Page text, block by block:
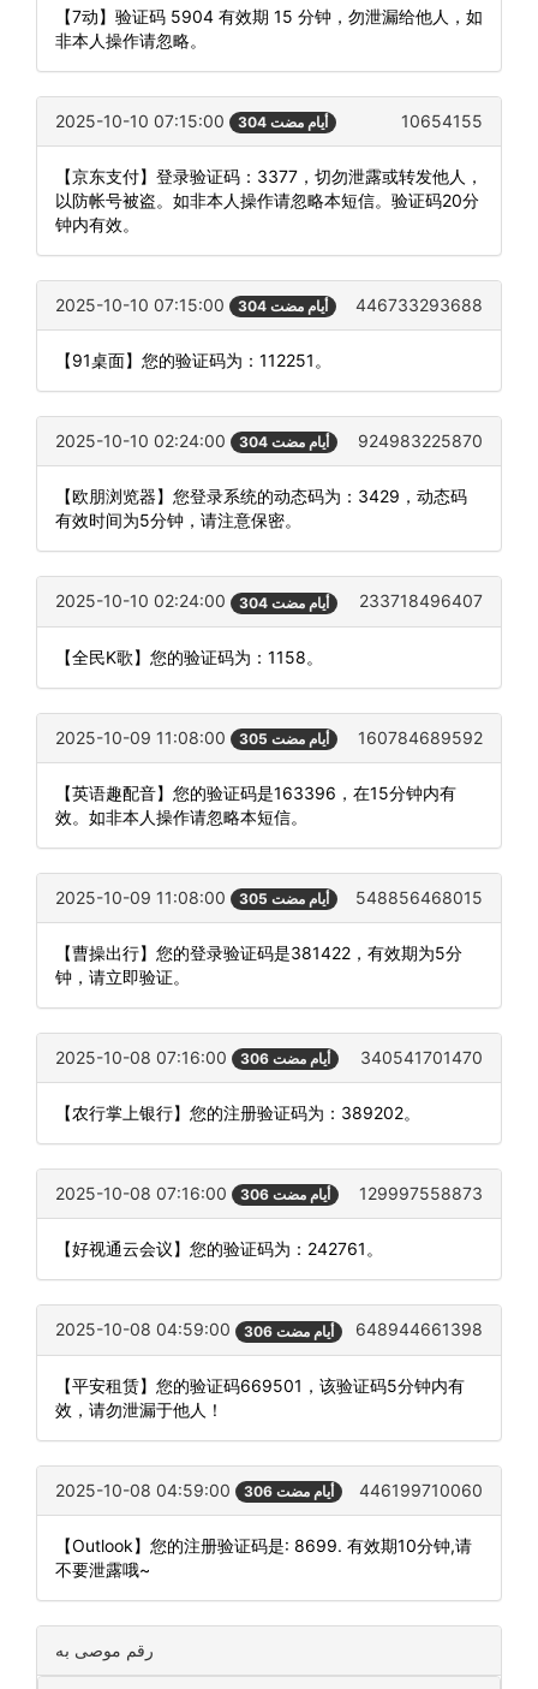
【7动】验证码 5904 有效期 15 分钟，勿泄漏给他人，如
非本人操作请忽略。
2025-10-10 07:15:00 304 أيام مضت 10654155
【京东支付】登录验证码：3377，切勿泄露或转发他人，
以防帐号被盗。如非本人操作请忽略本短信。验证码20分
钟内有效。
2025-10-10 07:15:00 304 أيام مضت 446733293688
【91桌面】您的验证码为：112251。
2025-10-10 02:24:00 304 أيام مضت 924983225870
【欧朋浏览器】您登录系统的动态码为：3429，动态码
有效时间为5分钟，请注意保密。
2025-10-10 02:24:00 304 أيام مضت 233718496407
【全民K歌】您的验证码为：1158。
2025-10-09 11:08:00 305 أيام مضت 160784689592
【英语趣配音】您的验证码是163396，在15分钟内有
效。如非本人操作请忽略本短信。
2025-10-09 11:08:00 305 أيام مضت 548856468015
【曹操出行】您的登录验证码是381422，有效期为5分
钟，请立即验证。
2025-10-08 07:16:00 306 أيام مضت 340541701470
【农行掌上银行】您的注册验证码为：389202。
2025-10-08 07:16:00 306 أيام مضت 129997558873
【好视通云会议】您的验证码为：242761。
2025-10-08 04:59:00 306 أيام مضت 648944661398
【平安租赁】您的验证码669501，该验证码5分钟内有
效，请勿泄漏于他人！
2025-10-08 04:59:00 306 أيام مضت 446199710060
【Outlook】您的注册验证码是: 8699. 有效期10分钟,请
不要泄露哦~
رقم موصى به